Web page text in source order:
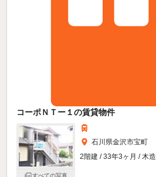
コーポＮＴー１の賃貸物件
すべての写真
石川県金沢市宝町
2階建 / 33年3ヶ月 / 木造